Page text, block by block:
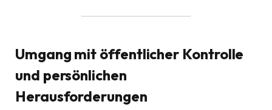
Umgang mit öffentlicher Kontrolle
und persönlichen
Herausforderungen